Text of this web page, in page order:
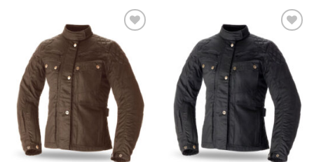
a la
lista de
deseos
a la
lista de
deseos